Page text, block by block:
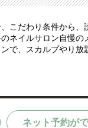
こだわり条件か
イルサロン自慢
、スカルプやり
ネット予約が